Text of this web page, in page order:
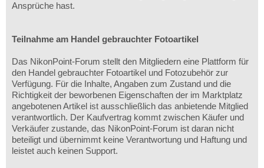
Ansprüche hast.
Teilnahme am Handel gebrauchter Fotoartikel
Das NikonPoint-Forum stellt den Mitgliedern eine Plattform für
den Handel gebrauchter Fotoartikel und Fotozubehör zur
Verfügung. Für die Inhalte, Angaben zum Zustand und die
Richtigkeit der beworbenen Eigenschaften der im Marktplatz
angebotenen Artikel ist ausschließlich das anbietende Mitglied
verantwortlich. Der Kaufvertrag kommt zwischen Käufer und
Verkäufer zustande, das NikonPoint-Forum ist daran nicht
beteiligt und übernimmt keine Verantwortung und Haftung und
leistet auch keinen Support.